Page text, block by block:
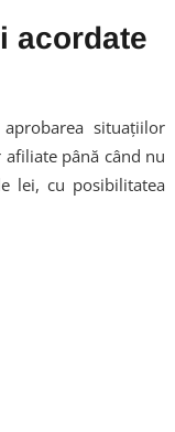
acordate
situațiilor
până când nu
lei, cu posibilitatea